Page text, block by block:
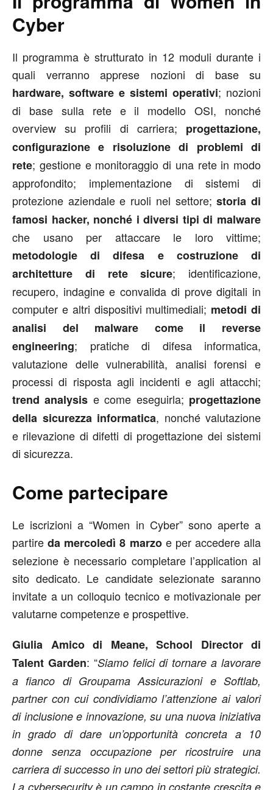
Cyber
Il programma è strutturato in 12 moduli durante i
quali verranno apprese nozioni di base su
hardware, software e sistemi operativi; nozioni
di base sulla rete e il modello OSI, nonché
overview su profili di carriera; progettazione,
configurazione e risoluzione di problemi di
rete; gestione e monitoraggio di una rete in modo
approfondito; implementazione di sistemi di
protezione aziendale e ruoli nel settore;storia di
famosi hacker, nonché i diversi tipi di malware
che usano per attaccare le loro vittime;
metodologie di difesa e costruzione di
architetture di rete sicure; identificazione,
recupero, indagine e convalida di prove digitali in
computer e altri dispositivi multimediali; metodi di
analisi del malware come il reverse
engineering; pratiche di difesa informatica,
valutazione delle vulnerabilità, analisi forensi e
processi di risposta agli incidenti e agli attacchi;
trend analysis e come eseguirla; progettazione
della sicurezza informatica, nonché valutazione
e rilevazione di difetti di progettazione dei sistemi
di sicurezza.
Come partecipare
Le iscrizioni a “Women in Cyber” sono aperte a
partireda mercoledì 8 marzoe per accedere alla
selezione è necessario completare l’application al
sito dedicato. Le candidate selezionate saranno
invitate a un colloquio tecnico e motivazionale per
valutarne competenze e prospettive.
Giulia Amico di Meane, School Director di
Talent Garden: “Siamo felici di tornare a lavorare
a fianco di Groupama Assicurazioni e Softlab,
partner con cui condividiamo l’attenzione ai valori
di inclusione e innovazione, su una nuova iniziativa
in grado di dare un’opportunità concreta a 10
donne senza occupazione per ricostruire una
carriera di successo in uno dei settori più strategici.
La cybersecurity è un campo in costante crescita e